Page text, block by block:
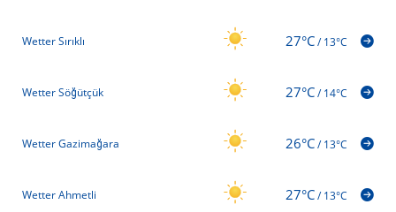
Wetter Sırıklı 27°C/13°C
Wetter Söğütçük 27°C/14°C
Wetter Gazimağara 26°C/13°C
Wetter Ahmetli 27°C/13°C